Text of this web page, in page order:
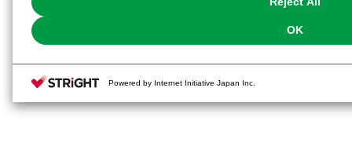
OK
Powered by Internet Initiative Japan Inc.